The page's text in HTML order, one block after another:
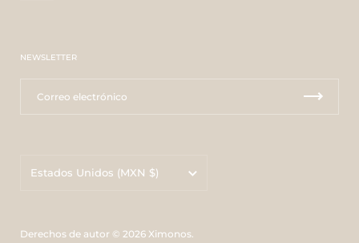
NEWSLETTER
Estados Unidos (MXN $)
Derechos de autor © 2026 Ximonos.